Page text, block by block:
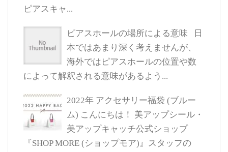
ピアスキャ...
ピアスホールの場所による意味
日
本ではあまり深く考えませんが、
海外ではピアスホールの位置や数
によって解釈される意味があるよう...
2022年 アクセサリー福袋 (ブルー
ム) こんにちは！ 美アップシール・
美アップキャッチ公式ショップ
『SHOP MORE (ショップモア)』スタッフの